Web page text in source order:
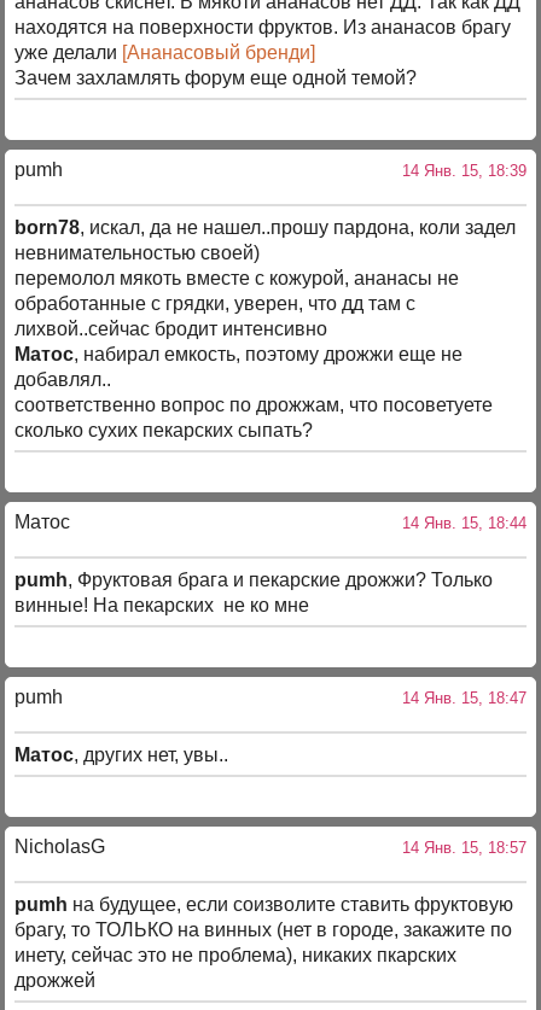
находятся на поверхности фруктов. Из ананасов брагу
уже делали [Ананасовый бренди]
Зачем захламлять форум еще одной темой?
pumh 14 Янв. 15, 18:39
born78, искал, да не нашел..прошу пардона, коли задел
невнимательностью своей)
перемолол мякоть вместе с кожурой, ананасы не
обработанные с грядки, уверен, что дд там с
лихвой..сейчас бродит интенсивно
Матос, набирал емкость, поэтому дрожжи еще не
добавлял..
соответственно вопрос по дрожжам, что посоветуете
сколько сухих пекарских сыпать?
Матос 14 Янв. 15, 18:44
pumh, Фруктовая брага и пекарские дрожжи? Только
винные! На пекарских не ко мне
pumh 14 Янв. 15, 18:47
Матос, других нет, увы..
NicholasG 14 Янв. 15, 18:57
pumh на будущее, если соизволите ставить фруктовую
брагу, то ТОЛЬКО на винных (нет в городе, закажите по
инету, сейчас это не проблема), никаких пкарских
дрожжей